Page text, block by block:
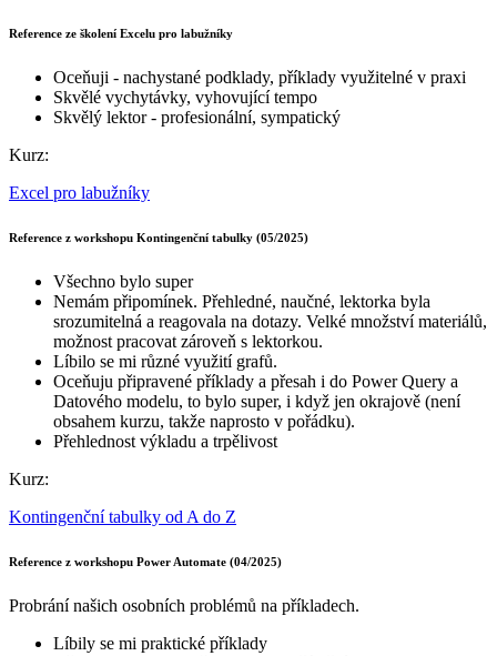
Reference ze školení Excelu pro labužníky
Oceňuji - nachystané podklady, příklady využitelné v praxi
Skvělé vychytávky, vyhovující tempo
Skvělý lektor - profesionální, sympatický
Kurz:
Excel pro labužníky
Reference z workshopu Kontingenční tabulky (05/2025)
Všechno bylo super
Nemám připomínek. Přehledné, naučné, lektorka byla
srozumitelná a reagovala na dotazy. Velké množství materiálů,
možnost pracovat zároveň s lektorkou.
Líbilo se mi různé využití grafů.
Oceňuju připravené příklady a přesah i do Power Query a
Datového modelu, to bylo super, i když jen okrajově (není
obsahem kurzu, takže naprosto v pořádku).
Přehlednost výkladu a trpělivost
Kurz:
Kontingenční tabulky od A do Z
Reference z workshopu Power Automate (04/2025)
Probrání našich osobních problémů na příkladech.
Líbily se mi praktické příklady